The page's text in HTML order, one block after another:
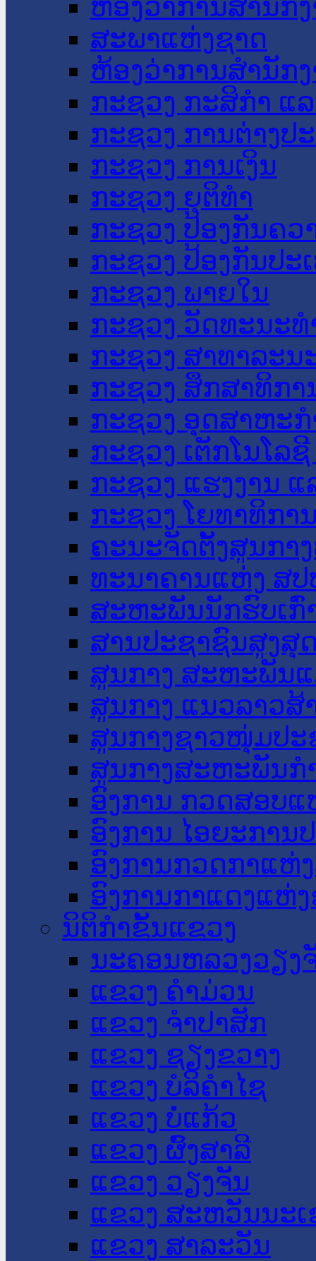
ຫ້ອງວ່າການສໍານັກ
ສະພາແຫ່ງຊາດ
ຫ້ອງວ່າການສຳນັກ
ກະຊວງ ກະສິກຳ ແ
ກະຊວງ ການຕ່າງປ
ກະຊວງ ການເງິນ
ກະຊວງ ຍຸຕິທໍາ
ກະຊວງ ປ້ອງກັນຄວ
ກະຊວງ ປ້ອງກັນປະ
ກະຊວງ ພາຍໃນ
ກະຊວງ ວັດທະນະ
ກະຊວງ ສາທາລະນ
ກະຊວງ ສຶກສາທິກາ
ກະຊວງ ອຸດສາຫະ
ກະຊວງ ເຕັກໂນໂລ
ກະຊວງ ແຮງງານ
ກະຊວງ ໂຍທາທິກາ
ຄະນະຈັດຕັ້ງສູນກາ
ທະນາຄານແຫ່ງ ສປ
ສະຫະພັນນັກຮົບເກົ່
ສານປະຊາຊົນສູງສຸ
ສູນກາງ ສະຫະພັນ
ສູນກາງ ແນວລາວສ້
ສູນກາງຊາວໜຸ່ມປະ
ສູນກາງສະຫະພັນກ
ອົງການ ກວດສອບແ
ອົງການ ໄອຍະການ
ອົງການກວດກາແຫ່
ອົງການກາແດງແຫ່
ນິຕິກໍາຂັ້ນແຂວງ
ນະ​ຄອນ​ຫລວງວຽງ
ແຂວງ ຄໍາມ່ວນ
ແຂວງ ຈໍາປາສັກ
ແຂວງ ຊຽງຂວາງ
ແຂວງ ບໍລິຄໍາໄຊ
ແຂວງ ບໍ່ແກ້ວ
ແຂວງ ຜົ້ງສາລີ
ແຂວງ ວຽງຈັນ
ແຂວງ ສະຫວັນນະ
ແຂວງ ສາລະວັນ